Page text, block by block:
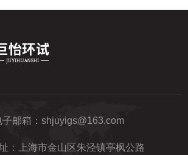
子邮箱： shjuyigs@163.com
：上海市金山区朱泾镇亭枫公路